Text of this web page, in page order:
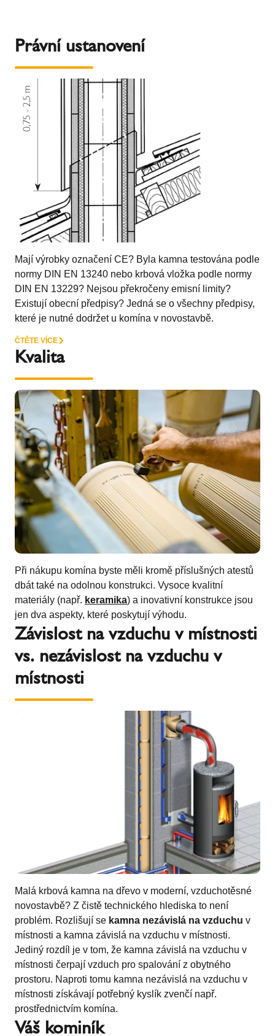
Právní ustanovení
Mají výrobky označení CE? Byla kamna testována podle
normy DIN EN 13240 nebo krbová vložka podle normy
DIN EN 13229? Nejsou překročeny emisní limity?
Existují obecní předpisy? Jedná se o všechny předpisy,
které je nutné dodržet u komína v novostavbě.
ČTĚTE VÍCE
Kvalita
Při nákupu komína byste měli kromě příslušných atestů
dbát také na odolnou konstrukci. Vysoce kvalitní
materiály (např. keramika) a inovativní konstrukce jsou
jen dva aspekty, které poskytují výhodu.
Závislost na vzduchu v místnosti
vs. nezávislost na vzduchu v
místnosti
Malá krbová kamna na dřevo v moderní, vzduchotěsné
novostavbě? Z čistě technického hlediska to není
problém. Rozlišují se kamna nezávislá na vzduchu v
místnosti a kamna závislá na vzduchu v místnosti.
Jediný rozdíl je v tom, že kamna závislá na vzduchu v
místnosti čerpají vzduch pro spalování z obytného
prostoru. Naproti tomu kamna nezávislá na vzduchu v
místnosti získávají potřebný kyslík zvenčí např.
prostřednictvím komína.
Váš kominík